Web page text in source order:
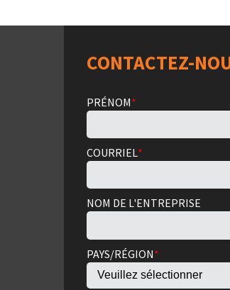
CONTACTEZ-
PRÉNOM*
COURRIEL*
NOM DE L'ENTREPRISE
PAYS/RÉGION*